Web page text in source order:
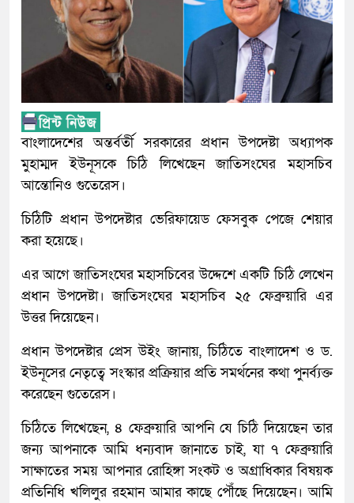
বাংলাদেশের অন্তর্বর্তী সরকারের প্রধান উপদেষ্টা অধ্যাপক
মুহাম্মদ ইউনূসকে চিঠি লিখেছেন জাতিসংঘের মহাসচিব
আন্তোনিও গুতেরেস।
চিঠিটি প্রধান উপদেষ্টার ভেরিফায়েড ফেসবুক পেজে শেয়ার
করা হয়েছে।
এর আগে জাতিসংঘের মহাসচিবের উদ্দেশে একটি চিঠি লেখেন
প্রধান উপদেষ্টা। জাতিসংঘের মহাসচিব ২৫ ফেব্রুয়ারি এর
উত্তর দিয়েছেন।
প্রধান উপদেষ্টার প্রেস উইং জানায়, চিঠিতে বাংলাদেশ ও ড.
ইউনূসের নেতৃত্বে সংস্কার প্রক্রিয়ার প্রতি সমর্থনের কথা পুনর্ব্যক্ত
করেছেন গুতেরেস।
চিঠিতে লিখেছেন, ৪ ফেব্রুয়ারি আপনি যে চিঠি দিয়েছেন তার
জন্য আপনাকে আমি ধন্যবাদ জানাতে চাই, যা ৭ ফেব্রুয়ারি
সাক্ষাতের সময় আপনার রোহিঙ্গা সংকট ও অগ্রাধিকার বিষয়ক
প্রতিনিধি খলিলুর রহমান আমার কাছে পৌঁছে দিয়েছেন। আমি